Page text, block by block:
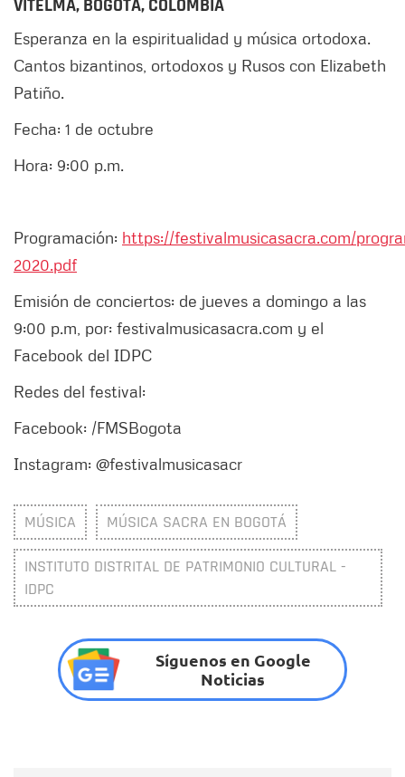
VITELMA, BOGOTÁ, COLOMBIA
Esperanza en la espiritualidad y música ortodoxa.
Cantos bizantinos, ortodoxos y Rusos con Elizabeth
Patiño.
Fecha: 1 de octubre
Hora: 9:00 p.m.
Programación: https://festivalmusicasacra.com/
2020.pdf
Emisión de conciertos: de jueves a domingo a las
9:00 p.m, por: festivalmusicasacra.com y el
Facebook del IDPC
Redes del festival:
Facebook: /FMSBogota
Instagram: @festivalmusicasacr
MÚSICA MÚSICA SACRA EN BOGOTÁ
INSTITUTO DISTRITAL DE PATRIMONIO CULTURAL -
IDPC
Síguenos en Google
Noticias